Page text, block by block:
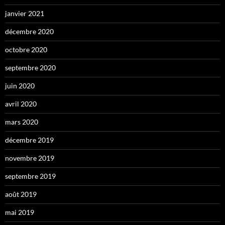
janvier 2021
décembre 2020
octobre 2020
septembre 2020
juin 2020
avril 2020
mars 2020
décembre 2019
novembre 2019
septembre 2019
août 2019
mai 2019